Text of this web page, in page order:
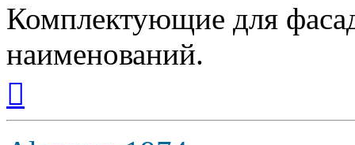
Комплектующие для
наименований.
началу